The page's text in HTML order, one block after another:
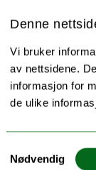
Denne
Vi bruker
av nettsidene.
informasjon for
de ulike
Samtykkevalg
Nødvendig
personvern